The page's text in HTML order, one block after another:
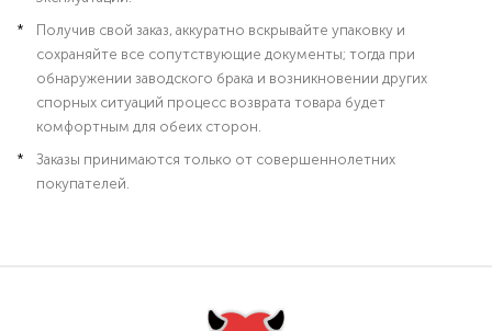
Получив свой заказ, аккуратно вскрывайте упаковку и
сохраняйте все сопутствующие документы; тогда при
обнаружении заводского брака и возникновении других
спорных ситуаций процесс возврата товара будет
комфортным для обеих сторон.
Заказы принимаются только от совершеннолетних
покупателей.